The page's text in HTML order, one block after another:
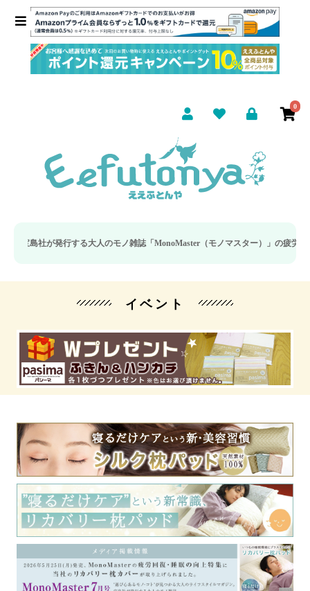
0
が発行する大人のモノ雑誌「MonoMaster（モノマスター）」の疲労回復・睡眠
イベント